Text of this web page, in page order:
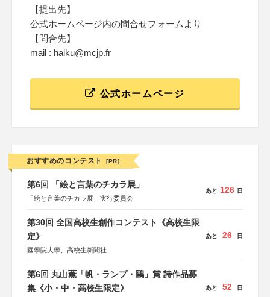
【提出先】
公式ホームページ内の問合せフォームより
【問合先】
mail : haiku@mcjp.fr
公式ホームページ
おすすめのコンテスト [PR]
第6回 「絵と言葉のチカラ展」
「絵と言葉のチカラ展」実行委員会
あと 126 日
第30回 全国高校生創作コンテスト《高校生限
定》
國學院大學、高校生新聞社
あと 26 日
第6回 丸山薫「帆・ランプ・鷗」賞 詩作品募
集《小・中・高校生限定》
あと 52 日